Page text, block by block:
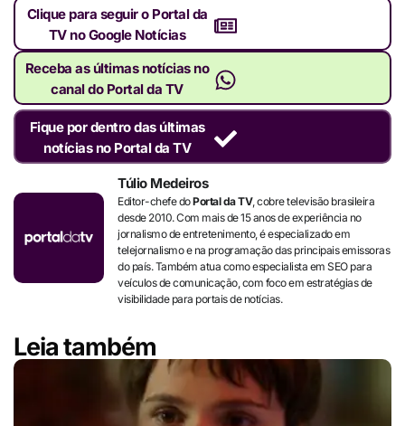
Clique para seguir o Portal da
TV no Google Notícias
Receba as últimas notícias no
canal do Portal da TV
Fique por dentro das últimas
notícias no Portal da TV
Túlio Medeiros
Editor-chefe doPortal da TV, cobre televisão brasileira
desde 2010. Com mais de 15 anos de experiência no
jornalismo de entretenimento, é especializado em
telejornalismo e na programação das principais emissoras
do país. Também atua como especialista em SEO para
veículos de comunicação, com foco em estratégias de
visibilidade para portais de notícias.
Leia também